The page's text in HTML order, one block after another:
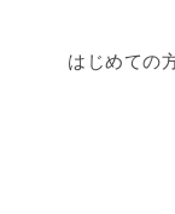
はじめての